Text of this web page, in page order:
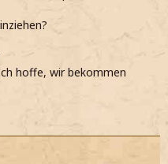
hoffe, wir bekommen